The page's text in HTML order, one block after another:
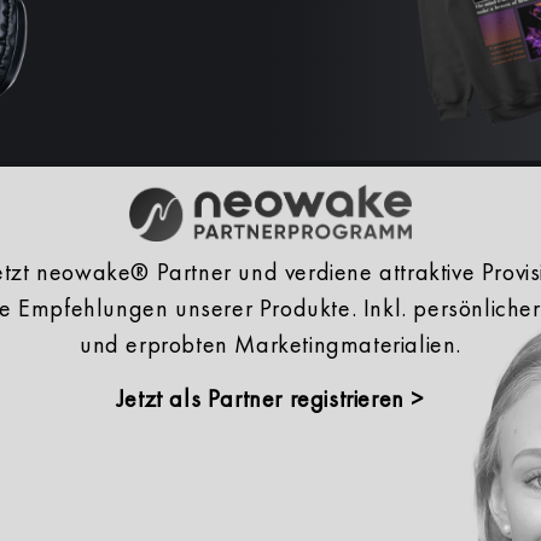
neowake® Partner und verdiene attraktive
Empfehlungen unserer Produkte. Inkl.
und erprobten Marketingmaterialien.
Jetzt als Partner registrieren >